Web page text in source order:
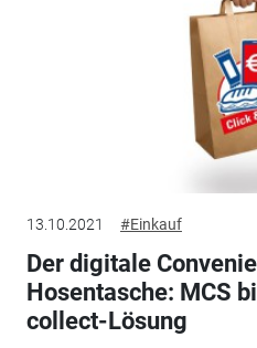
13.10.2021 #Einkauf
Der digitale
Hosentasche: MCS
collect-Lösung